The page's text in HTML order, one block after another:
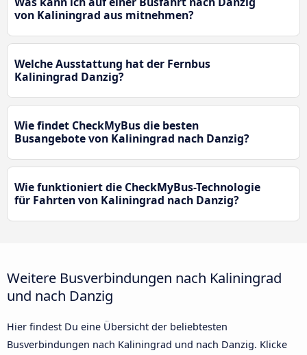
von Kaliningrad aus mitnehmen?
Welche Ausstattung hat der Fernbus
Kaliningrad Danzig?
Wie findet CheckMyBus die besten
Busangebote von Kaliningrad nach Danzig?
Wie funktioniert die CheckMyBus-Technologie
für Fahrten von Kaliningrad nach Danzig?
Weitere Busverbindungen nach Kaliningrad
und nach Danzig
Hier findest Du eine Übersicht der beliebtesten
Busverbindungen nach Kaliningrad und nach Danzig. Klicke